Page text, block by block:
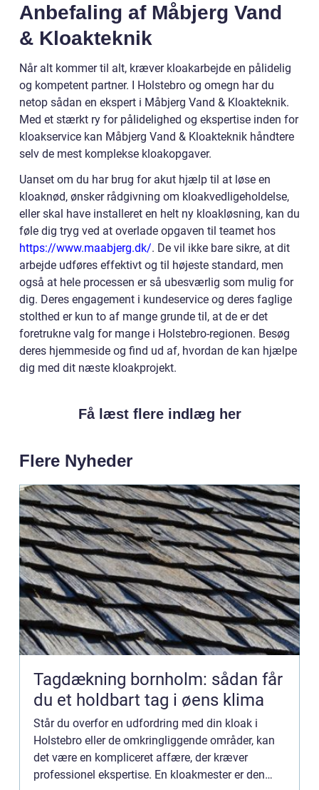
Anbefaling af Måbjerg Vand
& Kloakteknik
Når alt kommer til alt, kræver kloakarbejde en pålidelig
og kompetent partner. I Holstebro og omegn har du
netop sådan en ekspert i Måbjerg Vand & Kloakteknik.
Med et stærkt ry for pålidelighed og ekspertise inden for
kloakservice kan Måbjerg Vand & Kloakteknik håndtere
selv de mest komplekse kloakopgaver.
Uanset om du har brug for akut hjælp til at løse en
kloaknød, ønsker rådgivning om kloakvedligeholdelse,
eller skal have installeret en helt ny kloakløsning, kan du
føle dig tryg ved at overlade opgaven til teamet hos
https://www.maabjerg.dk/. De vil ikke bare sikre, at dit
arbejde udføres effektivt og til højeste standard, men
også at hele processen er så ubesværlig som mulig for
dig. Deres engagement i kundeservice og deres faglige
stolthed er kun to af mange grunde til, at de er det
foretrukne valg for mange i Holstebro-regionen. Besøg
deres hjemmeside og find ud af, hvordan de kan hjælpe
dig med dit næste kloakprojekt.
Få læst flere indlæg her
Flere Nyheder
Tagdækning bornholm: sådan får
du et holdbart tag i øens klima
Står du overfor en udfordring med din kloak i
Holstebro eller de omkringliggende områder, kan
det være en kompliceret affære, der kræver
professionel ekspertise. En kloakmester er den